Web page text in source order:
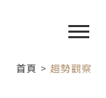
首頁 趨勢觀察